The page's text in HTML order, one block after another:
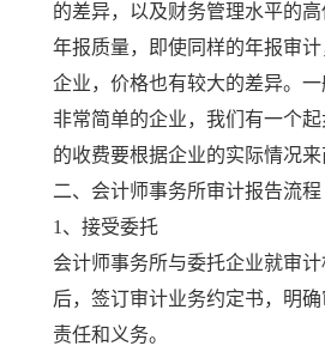
的差异，以及财务管理水平的
年报质量，即使同样的年报审
企业，价格也有较大的差异。
非常简单的企业，我们有一个
的收费要根据企业的实际情况来
二、会计师事务所审计报告流程
1、接受委托
会计师事务所与委托企业就审
后，签订审计业务约定书，明
责任和义务。